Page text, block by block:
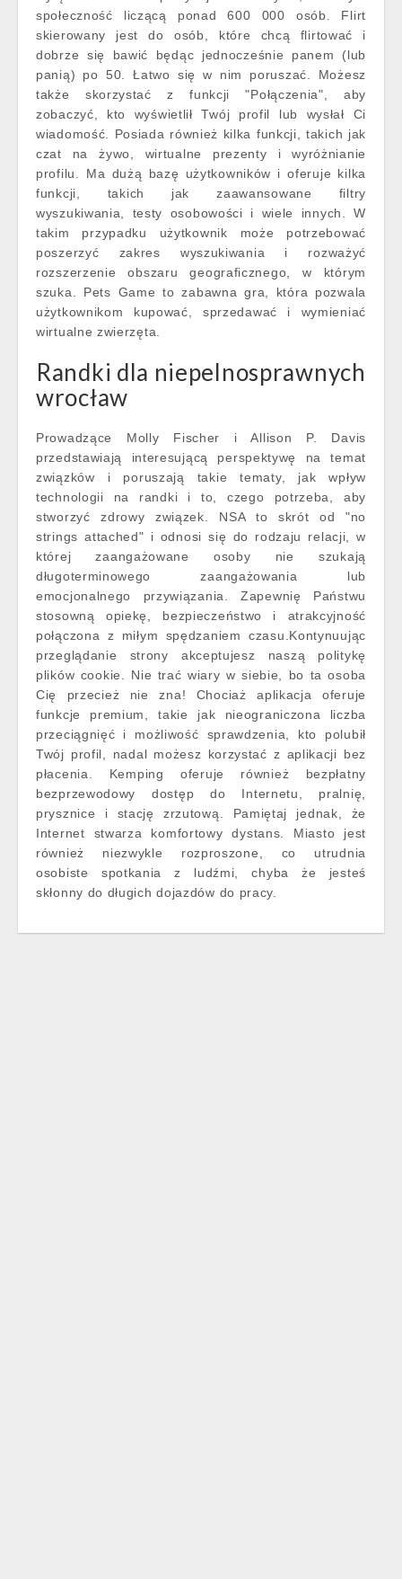
społeczność liczącą ponad 600 000 osób. Flirt
skierowany jest do osób, które chcą flirtować i
dobrze się bawić będąc jednocześnie panem (lub
panią) po 50. Łatwo się w nim poruszać. Możesz
także skorzystać z funkcji "Połączenia", aby
zobaczyć, kto wyświetlił Twój profil lub wysłał Ci
wiadomość. Posiada również kilka funkcji, takich jak
czat na żywo, wirtualne prezenty i wyróżnianie
profilu. Ma dużą bazę użytkowników i oferuje kilka
funkcji, takich jak zaawansowane filtry
wyszukiwania, testy osobowości i wiele innych. W
takim przypadku użytkownik może potrzebować
poszerzyć zakres wyszukiwania i rozważyć
rozszerzenie obszaru geograficznego, w którym
szuka. Pets Game to zabawna gra, która pozwala
użytkownikom kupować, sprzedawać i wymieniać
wirtualne zwierzęta.
Randki dla niepelnosprawnych
wrocław
Prowadzące Molly Fischer i Allison P. Davis
przedstawiają interesującą perspektywę na temat
związków i poruszają takie tematy, jak wpływ
technologii na randki i to, czego potrzeba, aby
stworzyć zdrowy związek. NSA to skrót od "no
strings attached" i odnosi się do rodzaju relacji, w
której zaangażowane osoby nie szukają
długoterminowego zaangażowania lub
emocjonalnego przywiązania. Zapewnię Państwu
stosowną opiekę, bezpieczeństwo i atrakcyjność
połączona z miłym spędzaniem czasu.Kontynuując
przeglądanie strony akceptujesz naszą politykę
plików cookie. Nie trać wiary w siebie, bo ta osoba
Cię przecież nie zna! Chociaż aplikacja oferuje
funkcje premium, takie jak nieograniczona liczba
przeciągnięć i możliwość sprawdzenia, kto polubił
Twój profil, nadal możesz korzystać z aplikacji bez
płacenia. Kemping oferuje również bezpłatny
bezprzewodowy dostęp do Internetu, pralnię,
prysznice i stację zrzutową. Pamiętaj jednak, że
Internet stwarza komfortowy dystans. Miasto jest
również niezwykle rozproszone, co utrudnia
osobiste spotkania z ludźmi, chyba że jesteś
skłonny do długich dojazdów do pracy.